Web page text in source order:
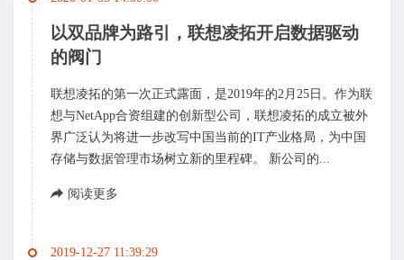
以双品牌为路引，联想凌拓开启数据驱动
的阀门
联想凌拓的第一次正式露面，是2019年的2月25日。作为联
想与NetApp合资组建的创新型公司，联想凌拓的成立被外
界广泛认为将进一步改写中国当前的IT产业格局，为中国
存储与数据管理市场树立新的里程碑。 新公司的...
阅读更多
2019-12-27 11:39:29